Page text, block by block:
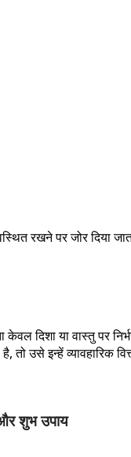
रखने पर जोर दिया
दिशा या वास्तु पर
उसे इन्हें व्यावहारिक
शुभ उपाय